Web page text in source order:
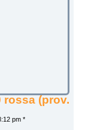
rossa (prov.
pm *